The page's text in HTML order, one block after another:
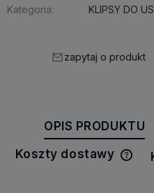
Kategoria:
KLIPSY DO
zapytaj o produkt
OPIS PRODUKTU
Koszty dostawy